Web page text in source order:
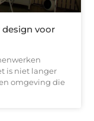
voor
is niet langer
omgeving die